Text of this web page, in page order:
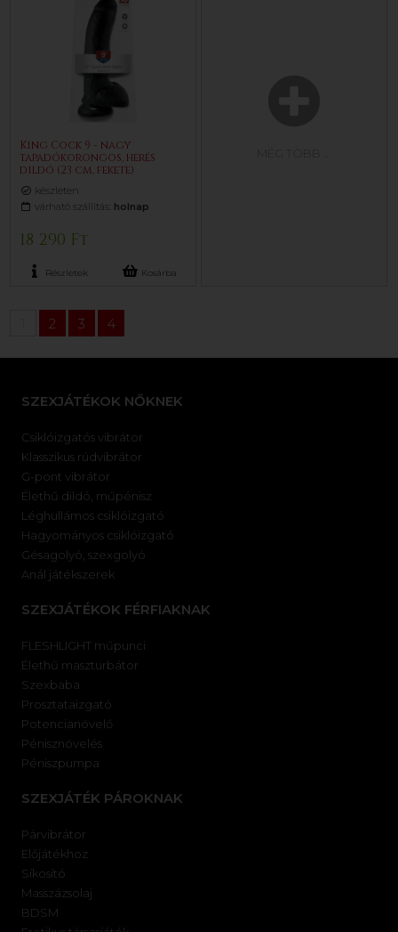
King Cock 9 - nagy
tapadókorongos, herés
dildó (23 cm, fekete)
készleten
várható szállítás: holnap
18 290 Ft
Részletek Kosárba
2 3 4
SZEXJÁTÉKOK NŐKNEK
Csiklóizgatós vibrátor
Klasszikus rúdvibrátor
G-pont vibrátor
Élethű dildó, műpénisz
Léghullámos csiklóizgató
Hagyományos csiklóizgató
Gésagolyó, szexgolyó
Anál játékszerek
SZEXJÁTÉKOK FÉRFIAKNAK
FLESHLIGHT műpunci
Élethű maszturbátor
Szexbaba
Prosztataizgató
Potencianövelő
Pénisznövelés
Péniszpumpa
SZEXJÁTÉK PÁROKNAK
Párvibrátor
Előjátékhoz
Síkosító
Masszázsolaj
BDSM